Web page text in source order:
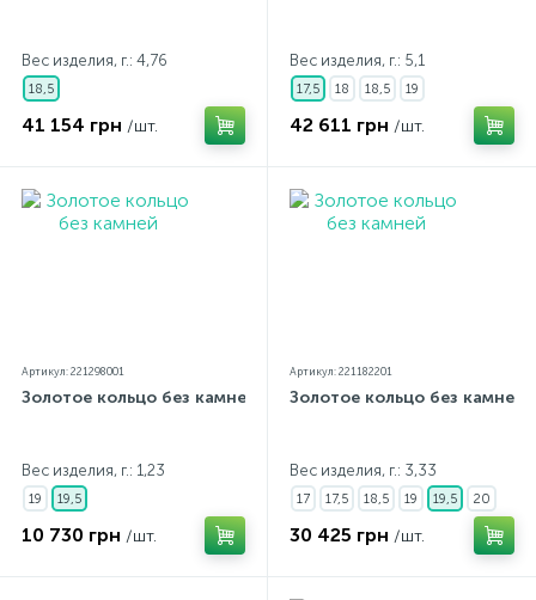
Вес изделия, г.: 4,76
18,5
41 154 грн /шт.
Вес изделия, г.: 5,1
17,5 18 18,5 19
42 611 грн /шт.
Артикул: 221298001
Золотое кольцо без камней
Вес изделия, г.: 1,23
19 19,5
10 730 грн /шт.
Артикул: 221182201
Золотое кольцо без камней
Вес изделия, г.: 3,33
17 17,5 18,5 19 19,5 20
30 425 грн /шт.